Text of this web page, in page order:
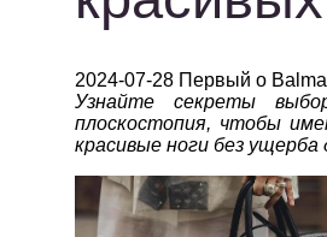
2024-07-28 Первый о
Узнайте секреты
плоскостопия, чтобы
красивые ноги без ущерба